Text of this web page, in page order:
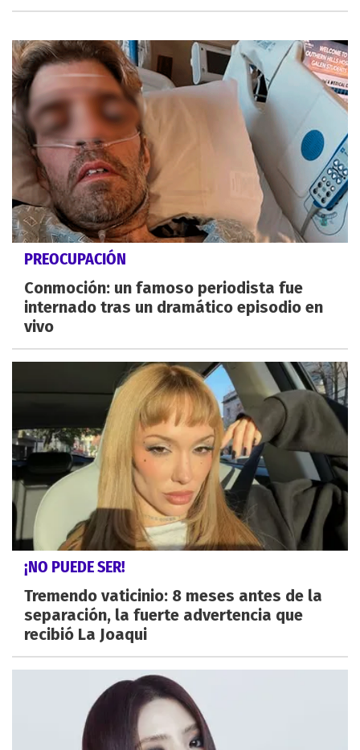
PREOCUPACIÓN
Conmoción: un famoso periodista fue
internado tras un dramático episodio en
vivo
¡NO PUEDE SER!
Tremendo vaticinio: 8 meses antes de la
separación, la fuerte advertencia que
recibió La Joaqui